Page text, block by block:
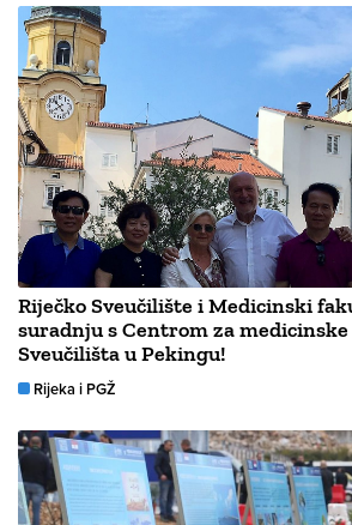
Riječko Sveučilište i Medicinski
suradnju s Centrom za
Sveučilišta u Pekingu!
Rijeka i PGŽ